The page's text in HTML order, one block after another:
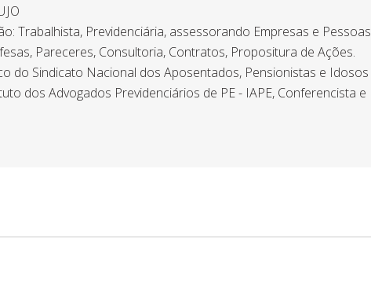
Trabalhista, Previdenciária, assessorando Empresas e Pessoas
Pareceres, Consultoria, Contratos, Propositura de Ações.
do Sindicato Nacional dos Aposentados, Pensionistas e Idosos
dos Advogados Previdenciários de PE - IAPE, Conferencista e